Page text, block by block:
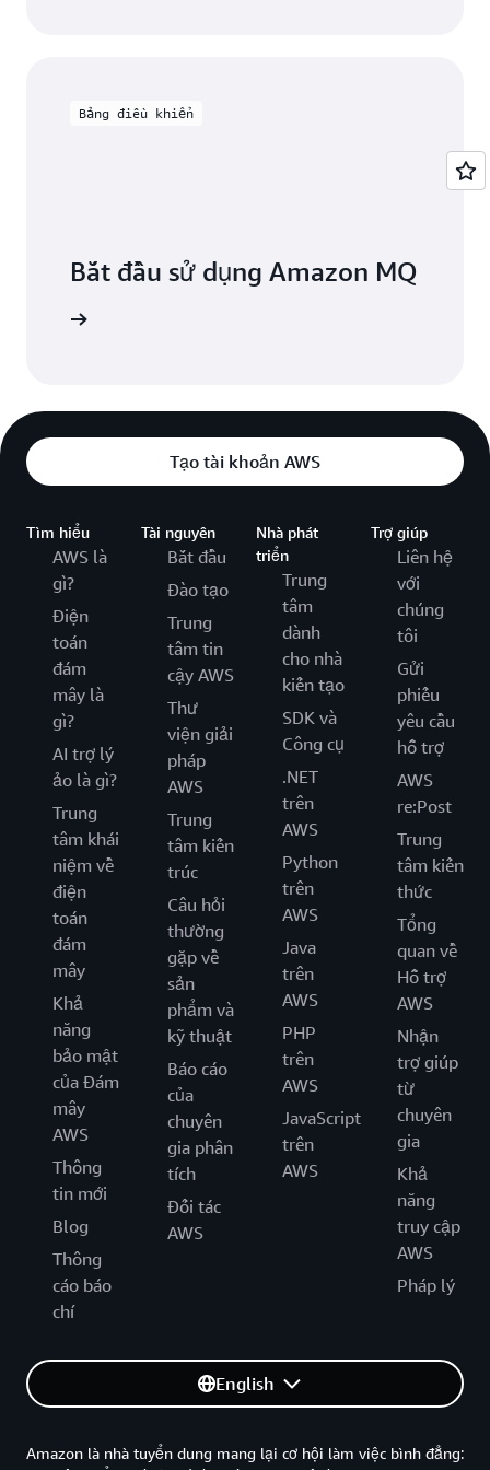
Bảng điều khiển
Bắt đầu sử dụng Amazon MQ
Tạo tài khoản AWS
Tìm hiểu
AWS là
gì?
Điện
toán
đám
mây là
gì?
AI trợ lý
ảo là gì?
Trung
tâm khái
niệm về
điện
toán
đám
mây
Khả
năng
bảo mật
của Đám
mây
AWS
Thông
tin mới
Blog
Thông
cáo báo
chí
Tài nguyên
Bắt đầu
Đào tạo
Trung
tâm tin
cậy AWS
Thư
viện giải
pháp
AWS
Trung
tâm kiến
trúc
Câu hỏi
thường
gặp về
sản
phẩm và
kỹ thuật
Báo cáo
của
chuyên
gia phân
tích
Đối tác
AWS
Nhà phát
triển
Trung
tâm
dành
cho nhà
kiến tạo
SDK và
Công cụ
.NET
trên
AWS
Python
trên
AWS
Java
trên
AWS
PHP
trên
AWS
JavaScript
trên
AWS
Trợ giúp
Liên hệ
với
chúng
tôi
Gửi
phiếu
yêu cầu
hỗ trợ
AWS
re:Post
Trung
tâm kiến
thức
Tổng
quan về
Hỗ trợ
AWS
Nhận
trợ giúp
từ
chuyên
gia
Khả
năng
truy cập
AWS
Pháp lý
English
Amazon là nhà tuyển dung mang lại cơ hội làm việc bình đẳng: